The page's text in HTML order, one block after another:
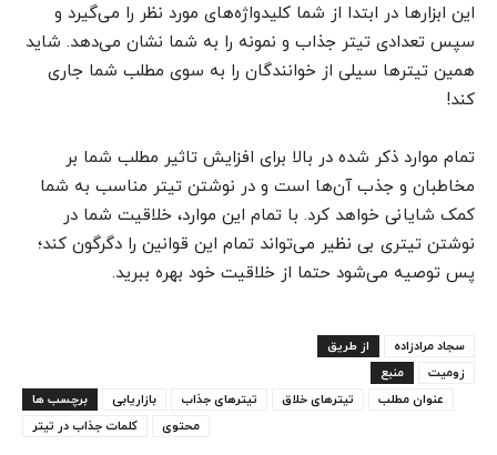
این ابزار‌ها در ابتدا از شما کلیدواژه‌های مورد نظر را می‌گیرد و
سپس تعدادی تیتر جذاب و نمونه را به شما نشان می‌دهد. شاید
همین تیتر‌ها سیلی از خوانندگان را به سوی مطلب شما جاری
کند!
تمام موارد ذکر شده در بالا برای افزایش تاثیر مطلب شما بر
مخاطبان و جذب آن‌ها است و در نوشتن تیتر مناسب به شما
کمک شایانی خواهد کرد. با تمام این موارد، خلاقیت شما در
نوشتن تیتری بی نظیر می‌تواند تمام این قوانین را دگرگون کند؛
پس توصیه می‌شود حتما از خلاقیت خود بهره ببرید.
از طریق
سجاد مرادزاده
منبع
زومیت
برچسب ها
بازاریابی تیترهای جذاب تیترهای خلاق
عنوان مطلب
کلمات جذاب در تیتر
محتوی